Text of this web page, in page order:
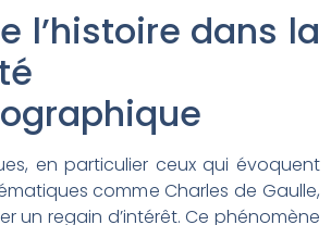
l’histoire dans la
en particulier ceux qui évoquent
comme Charles de Gaulle,
un regain d’intérêt. Ce phénomène